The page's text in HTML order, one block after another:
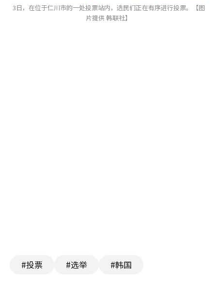
3日，在位于仁川市的一处投票站内，选民们正在有序进行投票。【图
片提供 韩联社】
#投票 #选举 #韩国